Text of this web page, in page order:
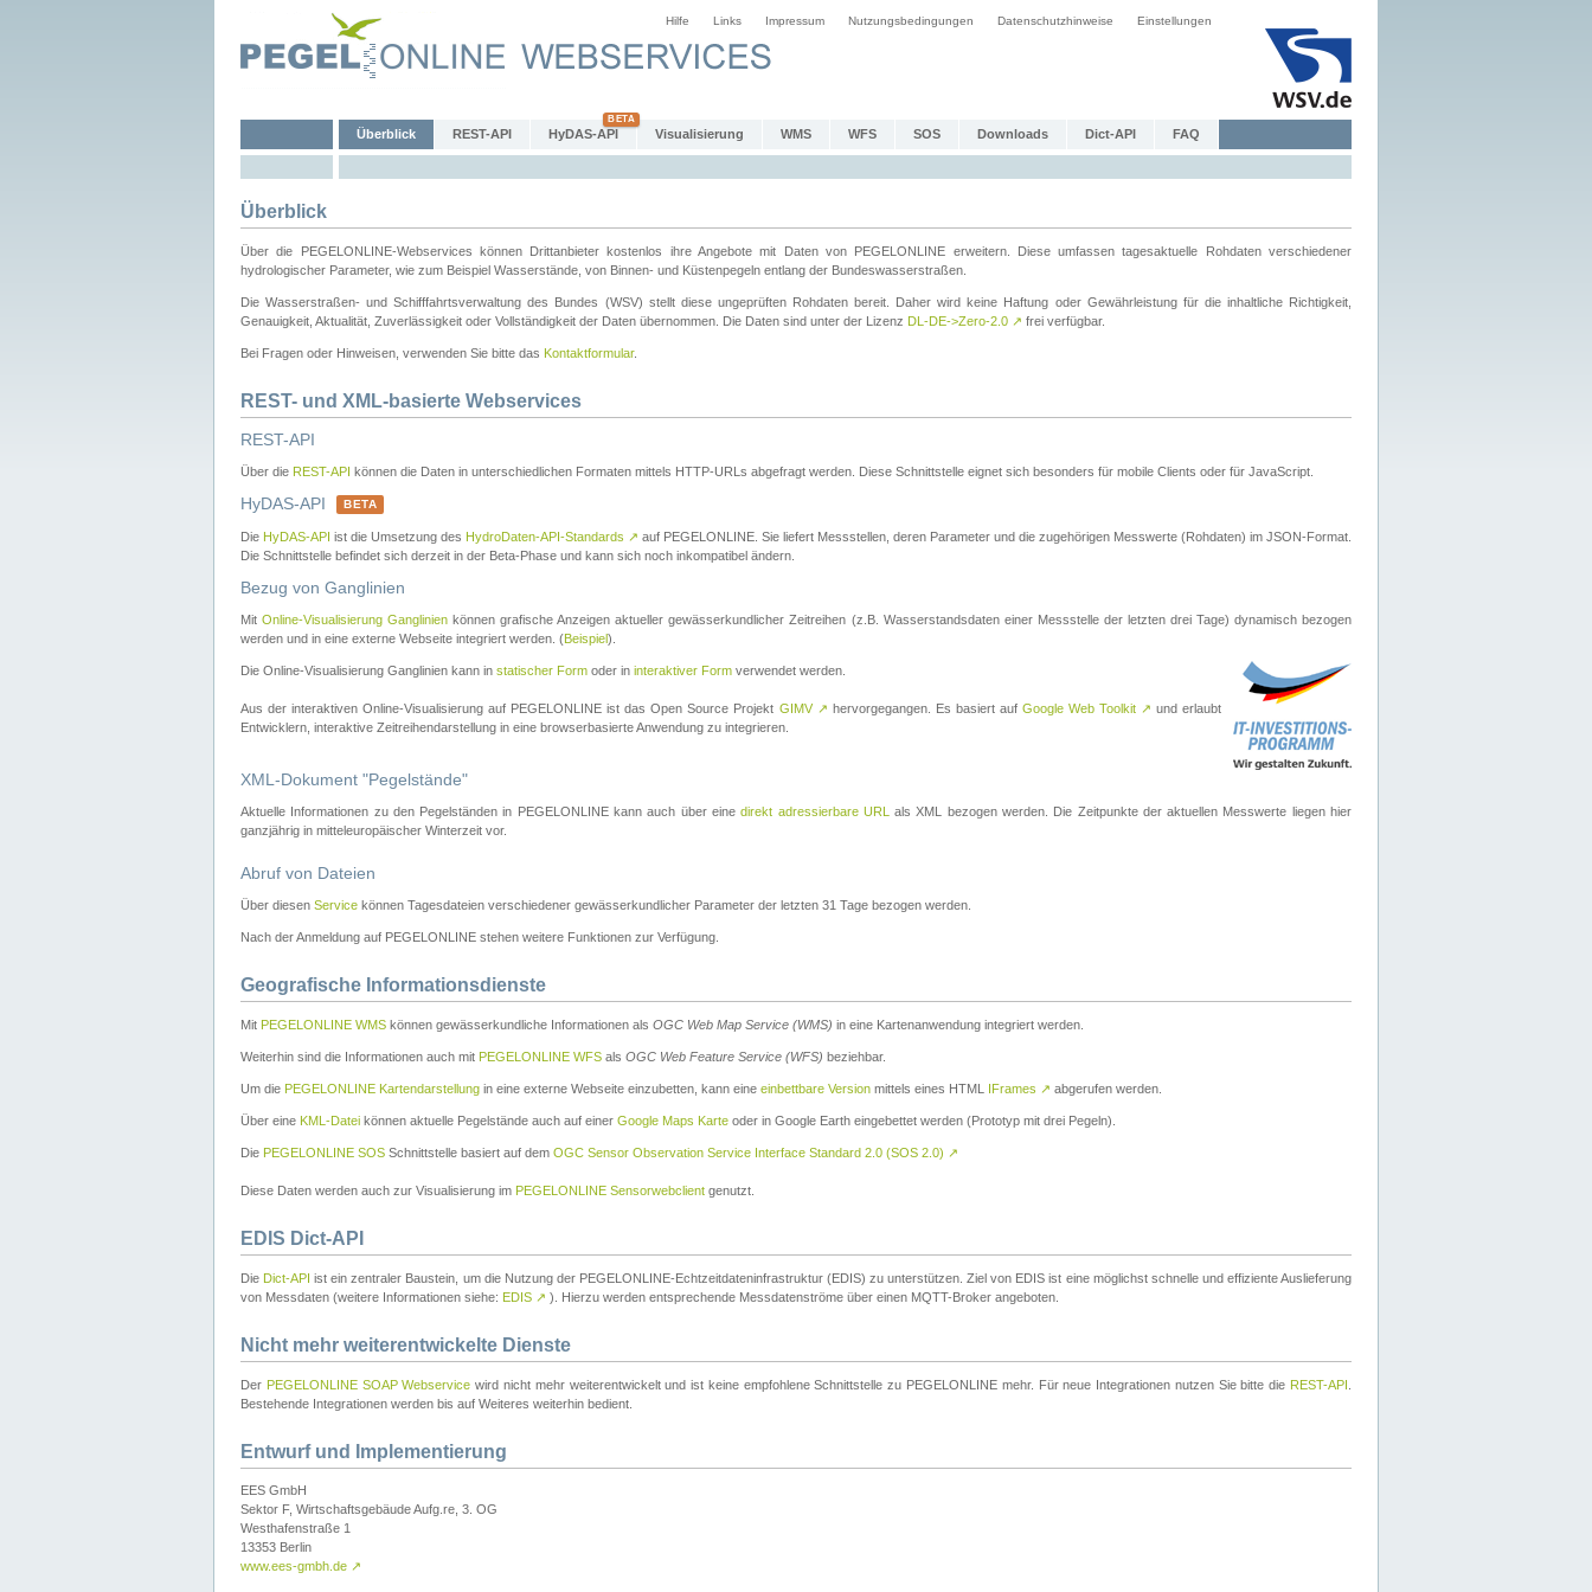
Hilfe Links Impressum Nutzungsbedingungen Datenschutzhinweise Einstellungen
Überblick REST-API HyDAS-API Visualisierung WMS WFS SOS Downloads Dict-API FAQ
Überblick
Über die PEGELONLINE-Webservices können Drittanbieter kostenlos ihre Angebote mit Daten von PEGELONLINE erweitern. Diese umfassen tagesaktuelle Rohdaten verschiedener
hydrologischer Parameter, wie zum Beispiel Wasserstände, von Binnen- und Küstenpegeln entlang der Bundeswasserstraßen.
Die Wasserstraßen- und Schifffahrtsverwaltung des Bundes (WSV) stellt diese ungeprüften Rohdaten bereit. Daher wird keine Haftung oder Gewährleistung für die inhaltliche Richtigkeit,
Genauigkeit, Aktualität, Zuverlässigkeit oder Vollständigkeit der Daten übernommen. Die Daten sind unter der Lizenz DL-DE->Zero-2.0 ↗ frei verfügbar.
Bei Fragen oder Hinweisen, verwenden Sie bitte das Kontaktformular.
REST- und XML-basierte Webservices
REST-API
Über die REST-API können die Daten in unterschiedlichen Formaten mittels HTTP-URLs abgefragt werden. Diese Schnittstelle eignet sich besonders für mobile Clients oder für JavaScript.
HyDAS-API BETA
Die HyDAS-API ist die Umsetzung des HydroDaten-API-Standards ↗ auf PEGELONLINE. Sie liefert Messstellen, deren Parameter und die zugehörigen Messwerte (Rohdaten) im JSON-Format.
Die Schnittstelle befindet sich derzeit in der Beta-Phase und kann sich noch inkompatibel ändern.
Bezug von Ganglinien
MitOnline-Visualisierung Ganglinien können grafische Anzeigen aktueller gewässerkundlicher Zeitreihen (z.B. Wasserstandsdaten einer Messstelle der letzten drei Tage) dynamisch bezogen
werden und in eine externe Webseite integriert werden. (Beispiel).
Die Online-Visualisierung Ganglinien kann in statischer Form oder in interaktiver Form verwendet werden.
Aus der interaktiven Online-Visualisierung auf PEGELONLINE ist das Open Source Projekt GIMV ↗ hervorgegangen. Es basiert auf Google Web Toolkit ↗ und erlaubt
Entwicklern, interaktive Zeitreihendarstellung in eine browserbasierte Anwendung zu integrieren.
XML-Dokument "Pegelstände"
Aktuelle Informationen zu den Pegelständen in PEGELONLINE kann auch über einedirekt adressierbare URL
als XML bezogen werden. Die Zeitpunkte der aktuellen Messwerte liegen hier
ganzjährig in mitteleuropäischer Winterzeit vor.
Abruf von Dateien
Über diesen Service können Tagesdateien verschiedener gewässerkundlicher Parameter der letzten 31 Tage bezogen werden.
Nach der Anmeldung auf PEGELONLINE stehen weitere Funktionen zur Verfügung.
Geografische Informationsdienste
Mit PEGELONLINE WMS können gewässerkundliche Informationen als OGC Web Map Service (WMS) in eine Kartenanwendung integriert werden.
Weiterhin sind die Informationen auch mit PEGELONLINE WFS als OGC Web Feature Service (WFS) beziehbar.
Um die PEGELONLINE Kartendarstellung in eine externe Webseite einzubetten, kann eine einbettbare Version mittels eines HTML IFrames ↗ abgerufen werden.
Über eine KML-Datei können aktuelle Pegelstände auch auf einer Google Maps Karte oder in Google Earth eingebettet werden (Prototyp mit drei Pegeln).
Die PEGELONLINE SOS Schnittstelle basiert auf dem OGC Sensor Observation Service Interface Standard 2.0 (SOS 2.0) ↗
Diese Daten werden auch zur Visualisierung im PEGELONLINE Sensorwebclient genutzt.
EDIS Dict-API
Die Dict-API ist ein zentraler Baustein, um die Nutzung der PEGELONLINE-Echtzeitdateninfrastruktur (EDIS) zu unterstützen. Ziel von EDIS ist eine möglichst schnelle und effiziente Auslieferung
von Messdaten (weitere Informationen siehe: EDIS ↗ ). Hierzu werden entsprechende Messdatenströme über einen MQTT-Broker angeboten.
Nicht mehr weiterentwickelte Dienste
Der PEGELONLINE SOAP Webservice wird nicht mehr weiterentwickelt und ist keine empfohlene Schnittstelle zu PEGELONLINE mehr. Für neue Integrationen nutzen Sie bitte die REST-API
Bestehende Integrationen werden bis auf Weiteres weiterhin bedient.
Entwurf und Implementierung
EES GmbH
Sektor F, Wirtschaftsgebäude Aufg.re, 3. OG
Westhafenstraße 1
13353 Berlin
www.ees-gmbh.de ↗